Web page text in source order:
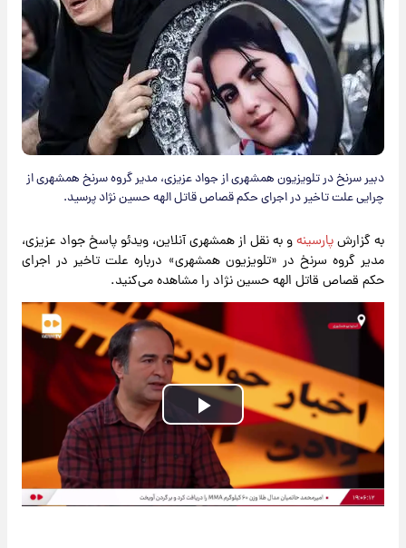
دبیر سرنخ در تلویزیون همشهری از جواد عزیزی، مدیر گروه سرنخ همشهری از
چرایی علت تاخیر در اجرای حکم قصاص قاتل الهه حسین نژاد پرسید.
به گزارشپارسینهو به نقل از همشهری آنلاین، ویدئو پاسخ جواد عزیزی،
مدیر گروه سرنخ در «تلویزیون همشهری» درباره علت تاخیر در اجرای
حکم قصاص قاتل الهه حسین نژاد را مشاهده می‌کنید.
Play
Video